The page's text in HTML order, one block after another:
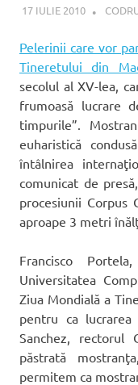
17 IULIE 2010
Pelerinii care vor
Tineretului din
secolul al XV-lea,
frumoasă lucrare
timpurile”.
euharistică
întâlnirea
comunicat de
procesiunii
aproape 3 metri
Francisco
Universitatea
Ziua Mondială a
pentru ca
Sanchez, rectorul
păstrată
permitem ca